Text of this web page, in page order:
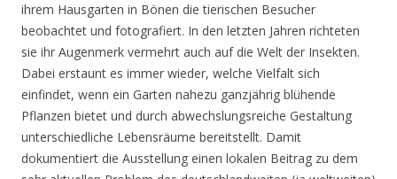
ihrem Hausgarten in Bönen die tierischen Besucher
beobachtet und fotografiert. In den letzten Jahren richteten
sie ihr Augenmerk vermehrt auch auf die Welt der Insekten.
Dabei erstaunt es immer wieder, welche Vielfalt sich
einfindet, wenn ein Garten nahezu ganzjährig blühende
Pflanzen bietet und durch abwechslungsreiche Gestaltung
unterschiedliche Lebensräume bereitstellt. Damit
dokumentiert die Ausstellung einen lokalen Beitrag zu dem